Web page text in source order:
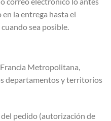
la entrega hasta el
sea posible.
Metropolitana,
departamentos y territorios
pedido (autorización de